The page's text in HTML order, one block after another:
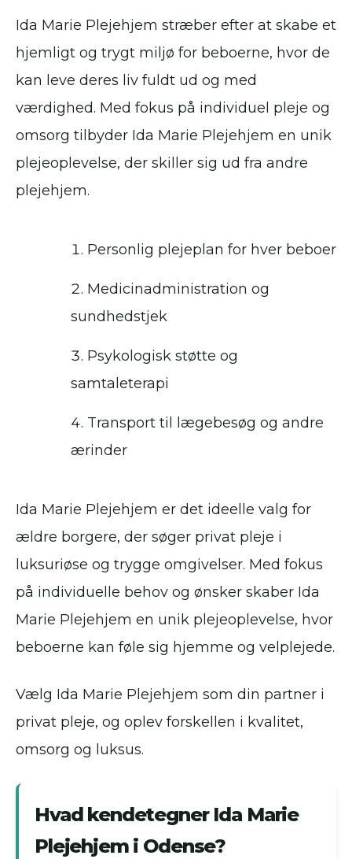
Ida Marie Plejehjem stræber efter at skabe et
hjemligt og trygt miljø for beboerne, hvor de
kan leve deres liv fuldt ud og med
værdighed. Med fokus på individuel pleje og
omsorg tilbyder Ida Marie Plejehjem en unik
plejeoplevelse, der skiller sig ud fra andre
plejehjem.
Personlig plejeplan for hver beboer
Medicinadministration og
sundhedstjek
Psykologisk støtte og
samtaleterapi
Transport til lægebesøg og andre
ærinder
Ida Marie Plejehjem er det ideelle valg for
ældre borgere, der søger privat pleje i
luksuriøse og trygge omgivelser. Med fokus
på individuelle behov og ønsker skaber Ida
Marie Plejehjem en unik plejeoplevelse, hvor
beboerne kan føle sig hjemme og velplejede.
Vælg Ida Marie Plejehjem som din partner i
privat pleje, og oplev forskellen i kvalitet,
omsorg og luksus.
Hvad kendetegner Ida Marie
Plejehjem i Odense?